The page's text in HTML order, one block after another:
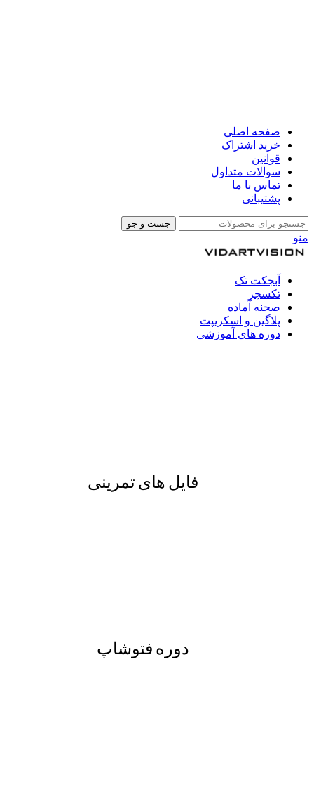
صفحه اصلی
خرید اشتراک
قوانین
سوالات متداول
تماس با ما
پشتیبانی
جست و جو
منو
آبجکت تک
تکسچر
صحنه آماده
پلاگین و اسکریپت
دوره های آموزشی
فایل های تمرینی
دوره فتوشاپ